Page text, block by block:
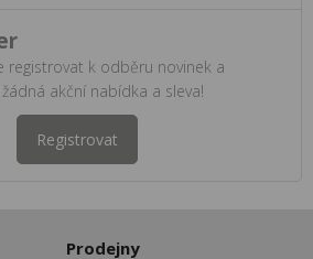
registrovat k odběru novinek a
akční nabídka a sleva!
Registrovat
Prodejny